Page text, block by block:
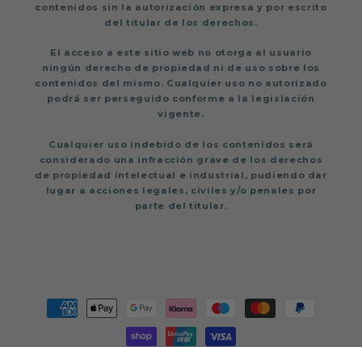
contenidos sin la autorización expresa y por escrito
del titular de los derechos.
El acceso a este sitio web no otorga al usuario
ningún derecho de propiedad ni de uso sobre los
contenidos del mismo. Cualquier uso no autorizado
podrá ser perseguido conforme a la legislación
vigente.
Cualquier uso indebido de los contenidos será
considerado una infracción grave de los derechos
de propiedad intelectual e industrial, pudiendo dar
lugar a acciones legales, civiles y/o penales por
parte del titular.
Formas
de